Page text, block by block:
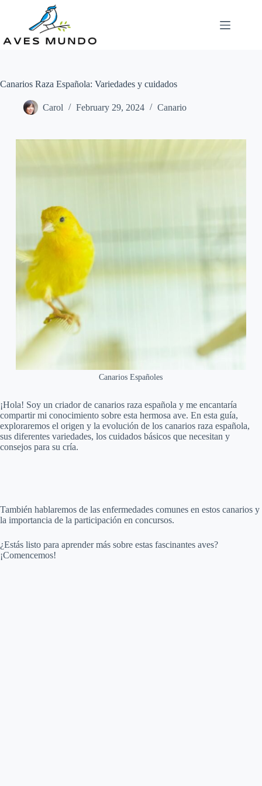
Canarios Raza Española: Variedades y cuidados
Carol February 29, 2024 Canario
Canarios Españoles
¡Hola! Soy un criador de canarios raza española y me encantaría
compartir mi conocimiento sobre esta hermosa ave. En esta guía,
exploraremos el origen y la evolución de los canarios raza española,
sus diferentes variedades, los cuidados básicos que necesitan y
consejos para su cría.
También hablaremos de las enfermedades comunes en estos canarios y
la importancia de la participación en concursos.
¿Estás listo para aprender más sobre estas fascinantes aves?
¡Comencemos!